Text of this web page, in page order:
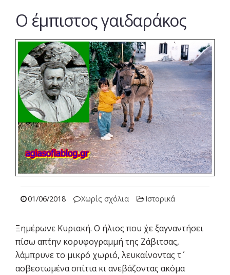
O έμπιστος γαιδαράκος
01/06/2018 Χωρίς σχόλια Ιστορικά
Ξημέρωνε Κυριακή. Ο ήλιος που ΄χε ξαγναντήσει
πίσω απ΄την κορυφογραμμή της Ζάβιτσας,
λάμπρυνε το μικρό χωριό, λευκαίνοντας τ΄
ασβεστωμένα σπίτια κι ανεβάζοντας ακόμα